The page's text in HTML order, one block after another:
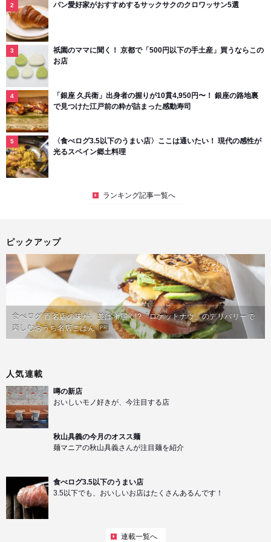
パン愛好家がおすすめするサックサクのクロワッサン5選
祇園のママに聞く！ 京都で「500円以下の手土産」買うならこの
お店
「銀座 久兵衛」出身者の握りが10貫4,950円〜！ 銀座の路地裏
で見つけた江戸前の粋が詰まった感動寿司
〈食べログ3.5以下のうまい店〉ここは通いたい！ 現代の感性が
光るスペイン郷土料理
ランキング記事一覧へ
ピックアップ
食べログ 百名店の味が、並ばず届く!?「ロケットナウ」のデリバリーで
楽しむおうち名店ごはん PR
人気連載
噂の新店
おいしいモノ好きが、今注目する店
秋山具義の今月のオスス麺
麺マニアの秋山具義さんが注目麺を紹介
食べログ3.5以下のうまい店
3.5以下でも、おいしいお店はたくさんあるんです！
連載一覧へ